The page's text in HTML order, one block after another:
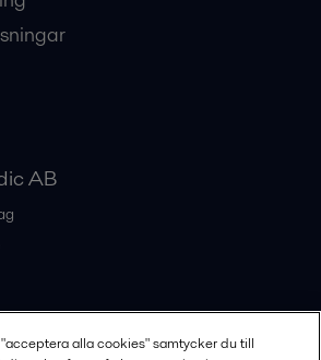
AB
alla cookies" samtycker du till